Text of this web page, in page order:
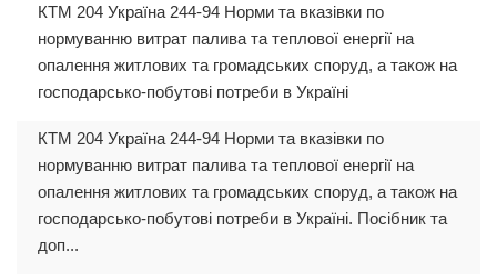
КТМ 204 Україна 244-94 Норми та вказівки по
нормуванню витрат палива та теплової енергії на
опалення житлових та громадських споруд, а також на
господарсько-побутові потреби в Україні
КТМ 204 Україна 244-94 Норми та вказівки по
нормуванню витрат палива та теплової енергії на
опалення житлових та громадських споруд, а також на
господарсько-побутові потреби в Україні. Посібник та
доп...